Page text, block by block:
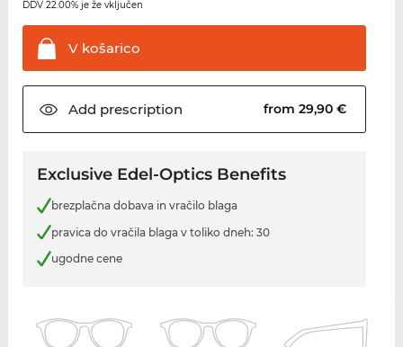
DDV 22.00% je že vključen
Vkošarico
Add prescription from 29,90 €
Exclusive Edel-Optics Benefits
brezplačna dobava in vračilo blaga
pravica do vračila blaga v toliko dneh: 30
ugodne cene